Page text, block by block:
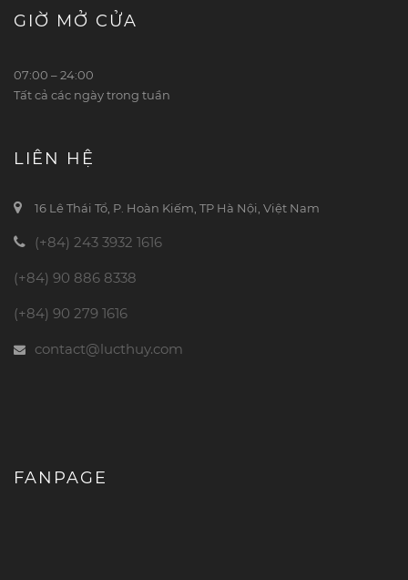
GIỜ MỞ CỬA
07:00 – 24:00
Tất cả các ngày trong tuần
LIÊN HỆ
16 Lê Thái Tổ, P. Hoàn Kiếm, TP Hà Nội, Việt Nam
(+84) 243 3932 1616
(+84) 90 886 8338
(+84) 90 279 1616
contact@lucthuy.com
FANPAGE